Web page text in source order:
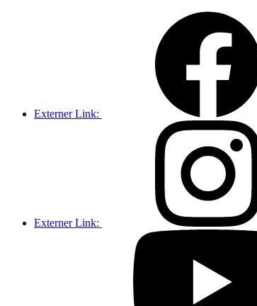
Externer Link:
Externer Link: